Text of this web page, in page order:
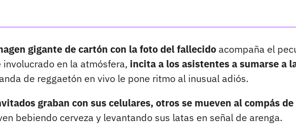
gigante de cartón con la foto del fallecido acompaña el
en la atmósfera, incita a los asistentes a sumarse a
de reggaetón en vivo le pone ritmo al inusual adiós.
graban con sus celulares, otros se mueven al compás de
bebiendo cerveza y levantando sus latas en señal de arenga.